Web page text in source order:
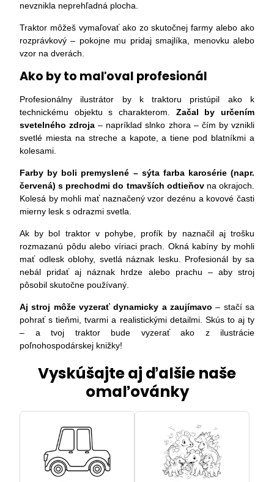
nevznikla neprehľadná plocha.
Traktor môžeš vymaľovať ako zo skutočnej farmy alebo ako
rozprávkový – pokojne mu pridaj smajlíka, menovku alebo
vzor na dverách.
Ako by to maľoval profesionál
Profesionálny ilustrátor by k traktoru pristúpil ako k
technickému objektu s charakterom. Začal by určením
svetelného zdroja – napríklad slnko zhora – čím by vznikli
svetlé miesta na streche a kapote, a tiene pod blatníkmi a
kolesami.
Farby by boli premyslené – sýta farba karosérie (napr.
červená) s prechodmi do tmavších odtieňovna okrajoch.
Kolesá by mohli mať naznačený vzor dezénu a kovové časti
mierny lesk s odrazmi svetla.
Ak by bol traktor v pohybe, profík by naznačil aj trošku
rozmazanú pôdu alebo víriaci prach. Okná kabíny by mohli
mať odlesk oblohy, svetlá náznak lesku. Profesionál by sa
nebál pridať aj náznak hrdze alebo prachu – aby stroj
pôsobil skutočne používaný.
Aj stroj môže vyzerať dynamicky a zaujímavo – stačí sa
pohrať s tieňmi, tvarmi a realistickými detailmi. Skús to aj ty
– a tvoj traktor bude vyzerať ako z ilustrácie
poľnohospodárskej knižky!
Vyskúšajte aj ďalšie naše
omaľovánky